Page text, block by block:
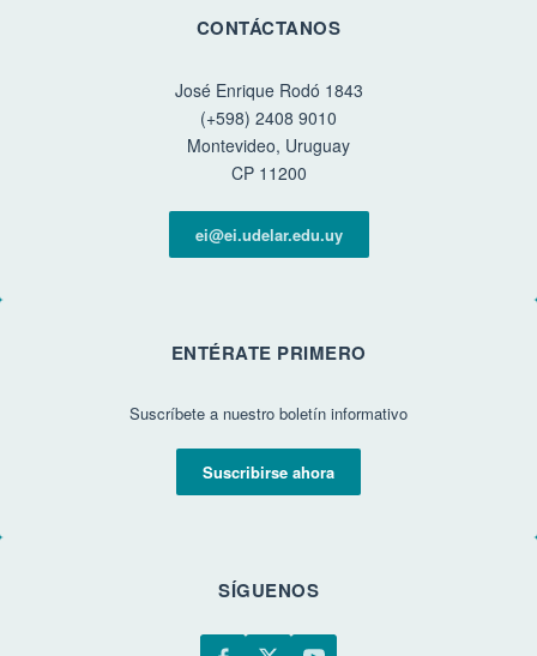
CONTÁCTANOS
José Enrique Rodó 1843
(+598) 2408 9010
Montevideo, Uruguay
CP 11200
ei@ei.udelar.edu.uy
ENTÉRATE PRIMERO
Suscríbete a nuestro boletín informativo
Suscribirse ahora
SÍGUENOS